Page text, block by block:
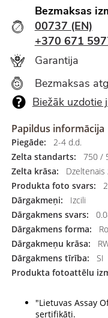
Bezmaksas
00737 (EN)
+370 671
Garantija
Bezmaksas
Biežāk uzdotie
Papildus informācija
Piegāde:
2-4 d.d.
Zelta standarts:
750 /
Zelta krāsa:
Dzeltenais
Produkta foto svars:
Dārgakmeņi:
Izcili
Dārgakmens svars:
Dārgakmens forma:
Dārgakmeņu krāsa:
Dārgakmens tīrība:
SI
Produkta fotoattēlu
"Lietuvas Assay
sertifikāti.